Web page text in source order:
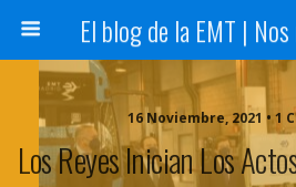
16 Noviembre, 2021 • 1
Los Reyes Inician Los